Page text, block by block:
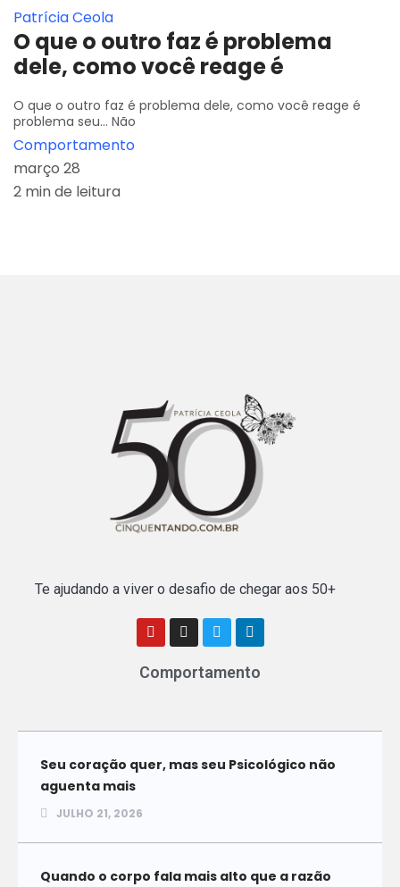
Patrícia Ceola
O que o outro faz é problema
dele, como você reage é
O que o outro faz é problema dele, como você reage é
problema seu... Não
Comportamento
março 28
2 min de leitura
Te ajudando a viver o desafio de chegar aos 50+
Comportamento
Seu coração quer, mas seu Psicológico não
aguenta mais
JULHO 21, 2026
Quando o corpo fala mais alto que a razão